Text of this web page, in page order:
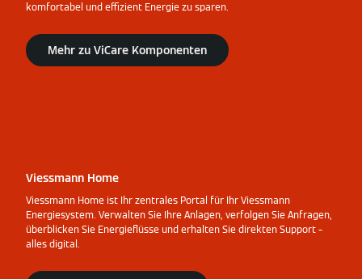
komfortabel und effizient Energie zu sparen.
Mehr zu ViCare Komponenten
Viessmann Home
Viessmann Home ist Ihr zentrales Portal für Ihr Viessmann
Energiesystem. Verwalten Sie Ihre Anlagen, verfolgen Sie Anfragen,
überblicken Sie Energieflüsse und erhalten Sie direkten Support –
alles digital.